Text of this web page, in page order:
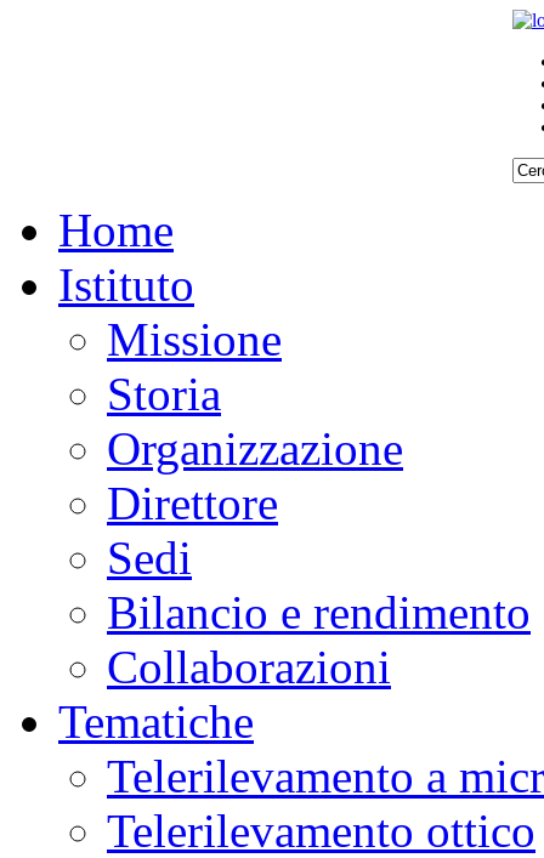
Home
Istituto
Missione
Storia
Organizzazione
Direttore
Sedi
Bilancio e rendimento
Collaborazioni
Tematiche
Telerilevamento a
Telerilevamento ottico